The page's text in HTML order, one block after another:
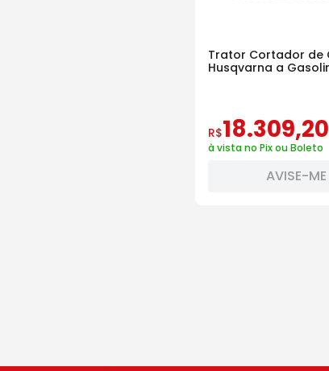
Trator Cortador de
Husqvarna a
R$18.309,20
à vista no Pix ou Boleto
AVISE-ME